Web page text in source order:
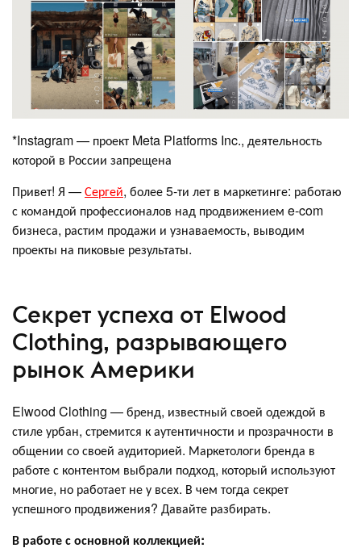
*Instagram — проект Meta Platforms Inc., деятельность
которой в России запрещена
Привет! Я —Сергей, более 5-ти лет в маркетинге: работаю
с командой профессионалов над продвижением e-com
бизнеса, растим продажи и узнаваемость, выводим
проекты на пиковые результаты.
Секрет успеха от Elwood
Clothing, разрывающего
рынок Америки
Elwood Clothing — бренд, известный своей одеждой в
стиле урбан, стремится к аутентичности и прозрачности в
общении со своей аудиторией. Маркетологи бренда в
работе с контентом выбрали подход, который используют
многие, но работает не у всех. В чем тогда секрет
успешного продвижения? Давайте разбирать.
В работе с основной коллекцией: